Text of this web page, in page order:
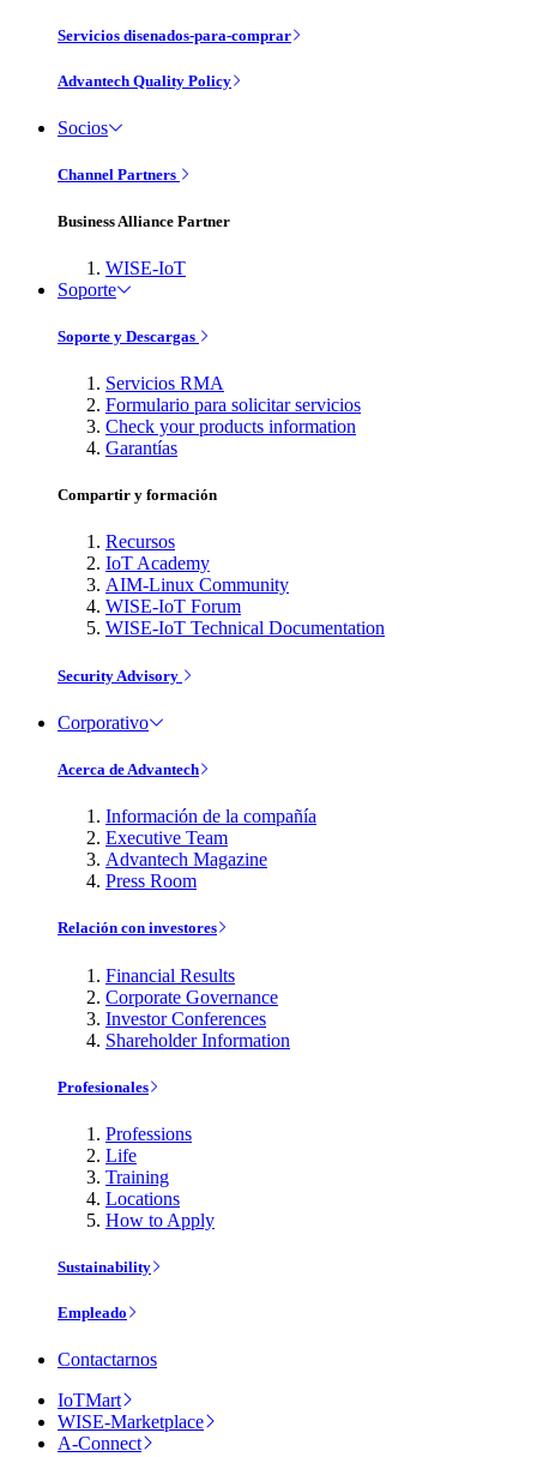
Servicios disenados-para-comprar
Advantech Quality Policy
Socios
Channel Partners
Business Alliance Partner
WISE-IoT
Soporte
Soporte y Descargas
Servicios RMA
Formulario para solicitar servicios
Check your products information
Garantías
Compartir y formación
Recursos
IoT Academy
AIM-Linux Community
WISE-IoT Forum
WISE-IoT Technical Documentation
Security Advisory
Corporativo
Acerca de Advantech
Información de la compañía
Executive Team
Advantech Magazine
Press Room
Relación con investores
Financial Results
Corporate Governance
Investor Conferences
Shareholder Information
Profesionales
Professions
Life
Training
Locations
How to Apply
Sustainability
Empleado
Contactarnos
IoTMart
WISE-Marketplace
A-Connect